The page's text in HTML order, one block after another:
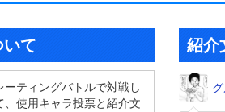
て
ティングバトルで対戦し
、使用キャラ投票と紹介文
紹介